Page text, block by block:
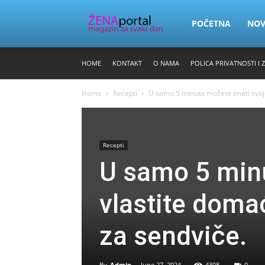
Zena
POČETNA
HOME KONTAKT O NAMA POLICA PRIVATNOSTI I
Home Recepti U samo 5 minuta možete imati
Recepti
U samo 5
vlastite
za sendviče.